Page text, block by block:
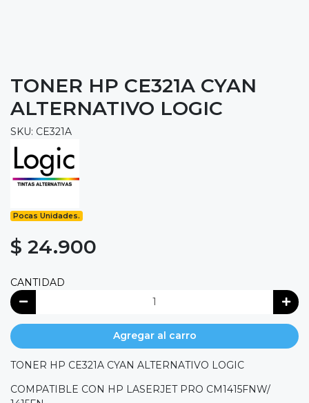
TONER HP CE321A CYAN
ALTERNATIVO LOGIC
SKU: CE321A
Pocas Unidades.
$ 24.900
CANTIDAD
Agregar al carro
TONER HP CE321A CYAN ALTERNATIVO LOGIC
COMPATIBLE CON HP LASERJET PRO CM1415FNW/